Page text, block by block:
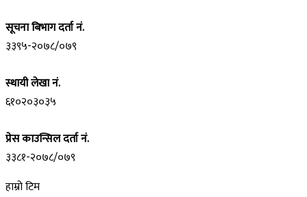
सूचना बिभाग दर्ता नं.
३३९५-२०७८/०७९
स्थायी लेखा नं.
६१०२०३०३५
प्रेस काउन्सिल दर्ता नं.
३३८१-२०७८/०७९
हाम्रो टिम